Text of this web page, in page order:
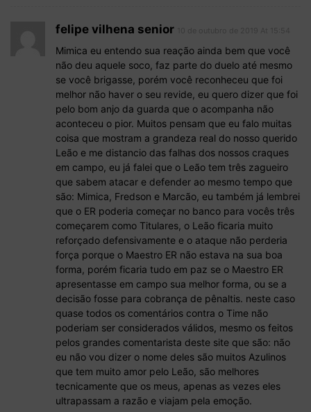
felipe vilhena senior
Mimica eu entendo sua reação ainda bem que você
não deu aquele soco, faz parte do duelo até mesmo
se você brigasse, porém você reconheceu que foi
melhor não haver o seu revide, eu quero dizer que foi
pelo bom anjo da guarda que o acompanha não
aconteceu o pior. Muitos pensam que eu falo muitas
coisa que mostram a grandeza real do nosso querido
Leão e me distancio das falhas dos nossos craques
em campo, eu já falei que o Leão tem três zagueiro
que sabem atacar e defender ao mesmo tempo que
são: Mimica, Fredson e Marcão, eu também já lembrei
que o ER poderia começar no banco para vocês três
começarem como Titulares, o Leão ficaria muito
reforçado defensivamente e o ataque não perderia
força porque o Maestro ER não estava na sua boa
forma, porém ficaria tudo em paz se o Maestro ER
apresentasse em campo sua melhor forma, ou se a
decisão fosse para cobrança de pênaltis. neste caso
quase todos os comentários contra o Time não
poderiam ser considerados válidos, mesmo os feitos
pelos grandes comentarista deste site que são: não
eu não vou dizer o nome deles são muitos Azulinos
que tem muito amor pelo Leão, são melhores
tecnicamente que os meus, apenas as vezes eles
ultrapassam a razão e viajam pela emoção.